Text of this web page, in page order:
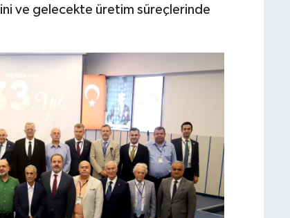
ve gelecekte üretim süreçlerinde